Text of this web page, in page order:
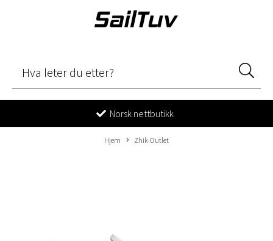
Norsk nettbutikk
Hjem Zhik Outlet